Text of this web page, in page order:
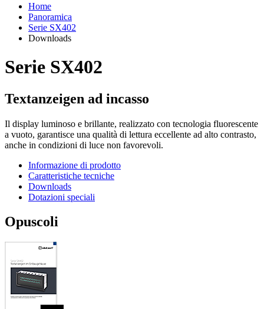
Home
Panoramica
Serie SX402
Downloads
Serie SX402
Textanzeigen ad incasso
Il display luminoso e brillante, realizzato con tecnologia fluorescente
a vuoto, garantisce una qualità di lettura eccellente ad alto contrasto,
anche in condizioni di luce non favorevoli.
Informazione di prodotto
Caratteristiche tecniche
Downloads
Dotazioni speciali
Opuscoli